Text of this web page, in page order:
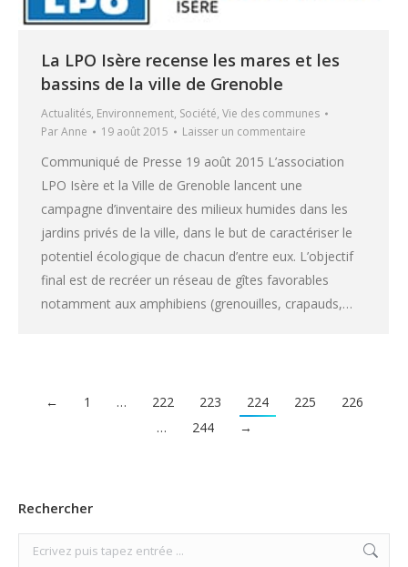
La LPO Isère recense les mares et les
bassins de la ville de Grenoble
Actualités, Environnement, Société, Vie des communes
ParAnne 19 août 2015 Laisser un commentaire
Communiqué de Presse 19 août 2015 L’association
LPO Isère et la Ville de Grenoble lancent une
campagne d’inventaire des milieux humides dans les
jardins privés de la ville, dans le but de caractériser le
potentiel écologique de chacun d’entre eux. L’objectif
final est de recréer un réseau de gîtes favorables
notamment aux amphibiens (grenouilles, crapauds,…
← 1 … 222 223 224 225
226
…
244 →
Rechercher
Search: